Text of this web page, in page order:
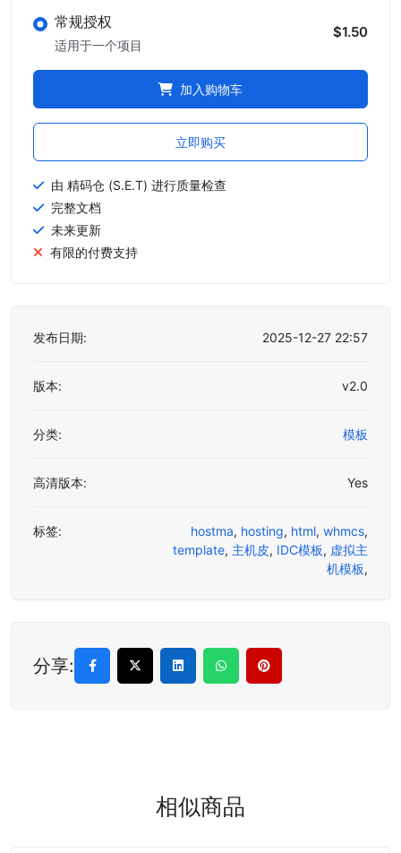
常规授权
适用于一个项目
$1.50
加入购物车
立即购买
由 精码仓 (S.E.T) 进行质量检查
完整文档
未来更新
有限的付费支持
发布日期: 2025-12-27 22:57
版本: v2.0
分类: 模板
高清版本: Yes
标签: hostma, hosting, html, whmcs,
template, 主机皮, IDC模板, 虚拟主
机模板,
分享:
相似商品